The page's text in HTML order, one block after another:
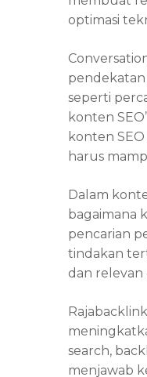
optimasi
seperti
konten
konten
harus
Dalam
bagaimana
pencarian
tindakan
dan
Rajabacklink
search,
menjawab